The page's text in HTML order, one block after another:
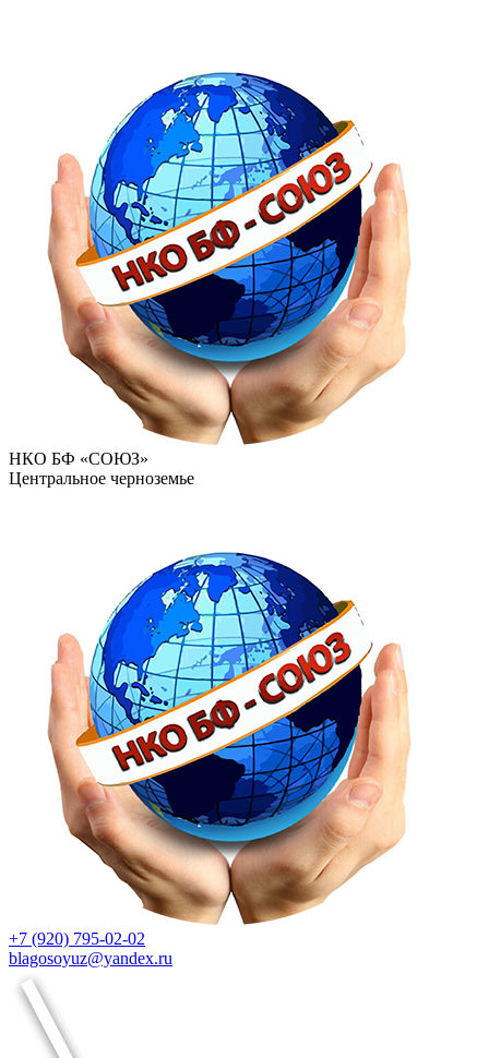
НКО БФ «СОЮЗ»
Центральное черноземье
+7 (920) 795-02-02
blagosoyuz@yandex.ru